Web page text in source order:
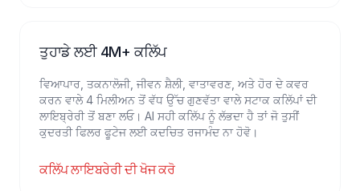
ਤੁਹਾਡੇ ਲਈ 4M+ ਕਲਿੱਪ
ਵਿਆਪਾਰ, ਤਕਨਾਲੋਜੀ, ਜੀਵਨ ਸ਼ੈਲੀ, ਵਾਤਾਵਰਣ, ਅਤੇ ਹੋਰ ਦੇ ਕਵਰ
ਕਰਨ ਵਾਲੇ 4 ਮਿਲੀਅਨ ਤੋਂ ਵੱਧ ਉੱਚ ਗੁਣਵੱਤਾ ਵਾਲੇ ਸਟਾਕ ਕਲਿੱਪਾਂ ਦੀ
ਲਾਇਬ੍ਰੇਰੀ ਤੋਂ ਬਣਾ ਲਓ। AI ਸਹੀ ਕਲਿੱਪ ਨੂੰ ਲੱਭਦਾ ਹੈ ਤਾਂ ਜੋ ਤੁਸੀਂ
ਕੁਦਰਤੀ ਫਿਲਰ ਫੂਟੇਜ ਲਈ ਕਦਚਿਤ ਰਜਾਮੰਦ ਨਾ ਹੋਵੋ।
ਕਲਿੱਪ ਲਾਇਬਰੇਰੀ ਦੀ ਖੋਜ ਕਰੋ